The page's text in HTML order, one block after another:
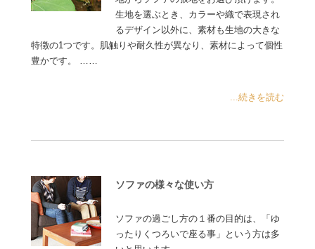
生地を選ぶとき、カラーや織で表現され
るデザイン以外に、素材も生地の大きな
特徴の1つです。肌触りや耐久性が異なり、素材によって個性
豊かです。 ……
...続きを読む
ソファの様々な使い方
ソファの過ごし方の１番の目的は、「ゆ
ったりくつろいで座る事」という方は多